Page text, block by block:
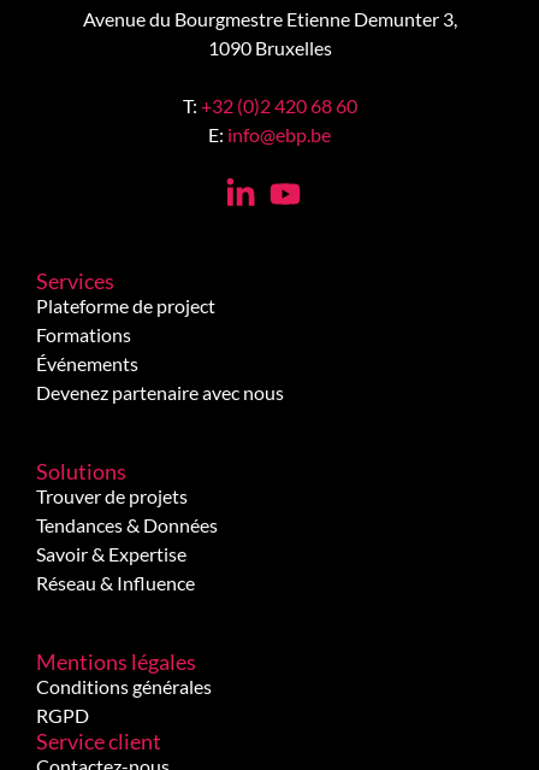
Avenue du Bourgmestre Etienne Demunter 3,
1090 Bruxelles
T: +32 (0)2 420 68 60
E: info@ebp.be
Services
Plateforme de project
Formations
Événements
Devenez partenaire avec nous
Solutions
Trouver de projets
Tendances & Données
Savoir & Expertise
Réseau & Influence
Mentions légales
Conditions générales
RGPD
Service client